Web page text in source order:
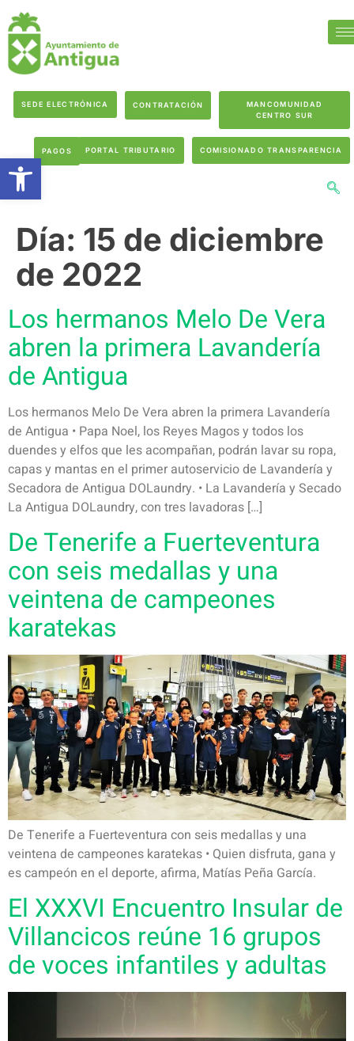
SEDE ELECTRÓNICA CONTRATACIÓN
MANCOMUNIDAD
CENTRO SUR
PAGOS PORTAL TRIBUTARIO COMISIONADO TRANSPARENCIA
Día: 15 de diciembre
de 2022
Los hermanos Melo De Vera
abren la primera Lavandería
de Antigua
Los hermanos Melo De Vera abren la primera Lavandería
de Antigua • Papa Noel, los Reyes Magos y todos los
duendes y elfos que les acompañan, podrán lavar su ropa,
capas y mantas en el primer autoservicio de Lavandería y
Secadora de Antigua DOLaundry. • La Lavandería y Secado
La Antigua DOLaundry, con tres lavadoras […]
De Tenerife a Fuerteventura
con seis medallas y una
veintena de campeones
karatekas
De Tenerife a Fuerteventura con seis medallas y una
veintena de campeones karatekas • Quien disfruta, gana y
es campeón en el deporte, afirma, Matías Peña García.
El XXXVI Encuentro Insular de
Villancicos reúne 16 grupos
de voces infantiles y adultas
Abrir barra de herramientas